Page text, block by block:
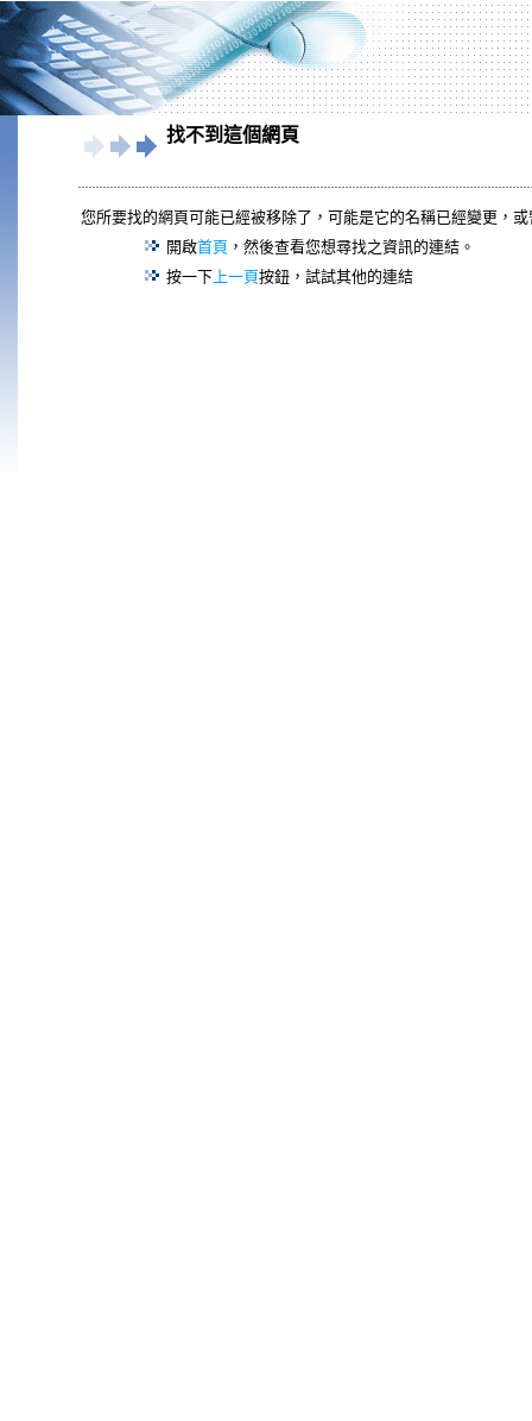
找不到這個網頁
您所要找的網頁可能已經被移除了，可能是它的名稱已經變更，
開啟首頁 ，然後查看您想尋找之資訊的連結。
按一下上一頁按鈕，試試其他的連結